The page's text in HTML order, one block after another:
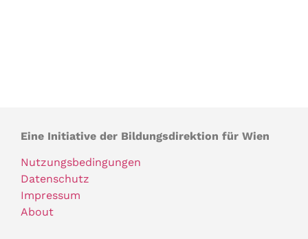
Eine Initiative der Bildungsdirektion für Wien
Nutzungsbedingungen
Datenschutz
Impressum
About